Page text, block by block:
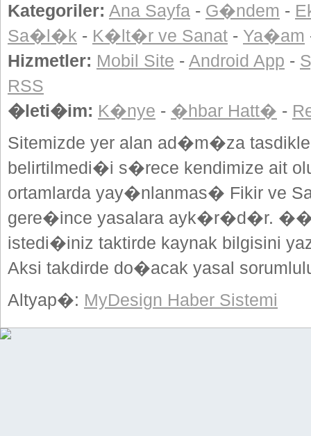
Kategoriler: Ana Sayfa - G�ndem -
Sa�l�k - K�lt�r ve Sanat - Ya�am
Hizmetler: Mobil Site - Android App -
RSS
�leti�im: K�nye - �hbar Hatt� -
Sitemizde yer alan ad�m�za
belirtilmedi�i s�rece kendimize ait
ortamlarda yay�nlanmas� Fikir ve
gere�ince yasalara ayk�r�d�r.
istedi�iniz taktirde kaynak bilgisini
Aksi takdirde do�acak yasal
Altyap�: MyDesign Haber Sistemi